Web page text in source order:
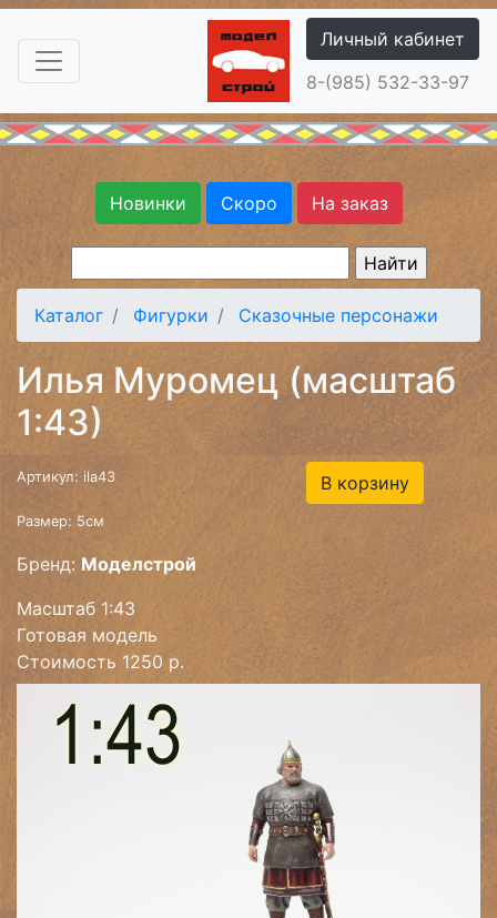
Личный кабинет
8-(985) 532-33-97
Новинки Скоро На заказ
Каталог Фигурки Сказочные персонажи
Илья Муромец (масштаб
1:43)
Артикул: ila43
Размер: 5см
Бренд: Моделстрой
Масштаб 1:43
Готовая модель
Стоимость 1250 р.
В корзину